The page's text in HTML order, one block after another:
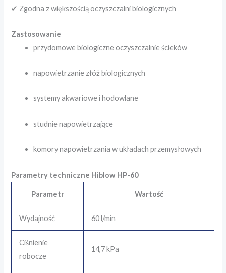
✔ Zgodna z większością oczyszczalni biologicznych
Zastosowanie
przydomowe biologiczne oczyszczalnie ścieków
napowietrzanie złóż biologicznych
systemy akwariowe i hodowlane
studnie napowietrzające
komory napowietrzania w układach przemysłowych
Parametry techniczne Hiblow HP-60
Parametr Wartość
Wydajność 60 l/min
Ciśnienie
robocze
14,7 kPa